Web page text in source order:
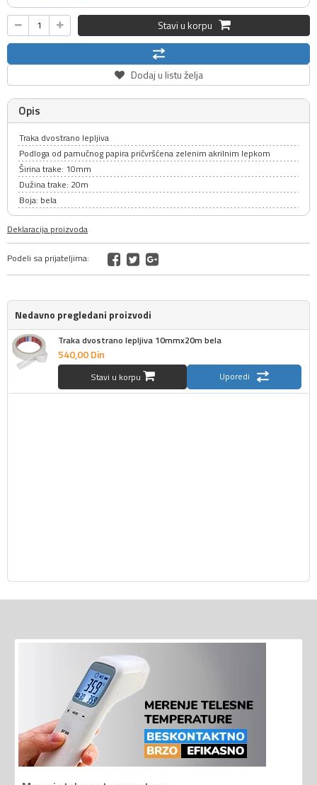
Stavi u korpu
Dodaj u listu želja
Opis
Traka dvostrano lepljiva
Podloga od pamučnog papira pričvršćena zelenim akrilnim lepkom
Širina trake: 10mm
Dužina trake: 20m
Boja: bela
Deklaracija proizvoda
Podeli sa prijateljima:
Nedavno pregledani proizvodi
Traka dvostrano lepljiva 10mmx20m bela
540,00Din
Stavi u korpu Uporedi